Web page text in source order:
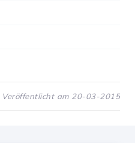
Veröffentlicht am 20-03-2015